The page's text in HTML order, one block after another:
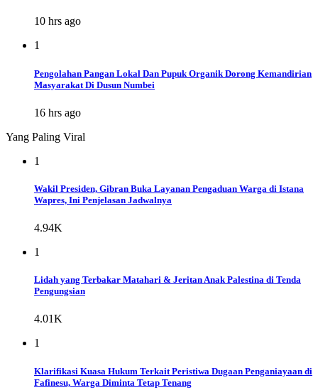
10 hrs ago
1
Pengolahan Pangan Lokal Dan Pupuk Organik Dorong Kemandirian
Masyarakat Di Dusun Numbei
16 hrs ago
Yang Paling Viral
1
Wakil Presiden, Gibran Buka Layanan Pengaduan Warga di Istana
Wapres, Ini Penjelasan Jadwalnya
4.94K
1
Lidah yang Terbakar Matahari & Jeritan Anak Palestina di Tenda
Pengungsian
4.01K
1
Klarifikasi Kuasa Hukum Terkait Peristiwa Dugaan Penganiayaan di
Fafinesu, Warga Diminta Tetap Tenang